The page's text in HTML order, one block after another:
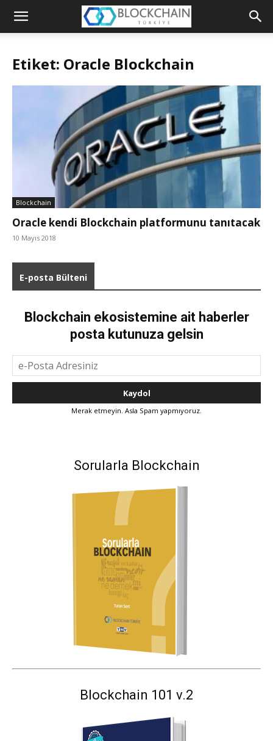
Blockchain
Etiket: Oracle Blockchain
Blockchain
Oracle kendi Blockchain platformunu tanıtacak
10 Mayıs 2018
E-posta Bülteni
Blockchain ekosistemine ait haberler
posta kutunuza gelsin
Merak etmeyin. Asla Spam yapmıyoruz.
Sorularla Blockchain
Blockchain 101 v.2